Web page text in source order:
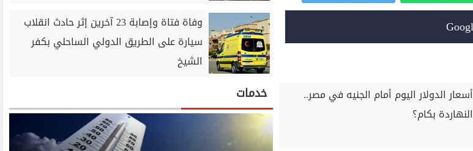
أسعار الدولار اليوم أمام الجنيه في مصر..
النهاردة بكام؟
وفاة فتاة وإصابة 23 آخرين إثر حادث انقلاب
سيارة على الطريق الدولي الساحلي بكفر
الشيخ
خدمات